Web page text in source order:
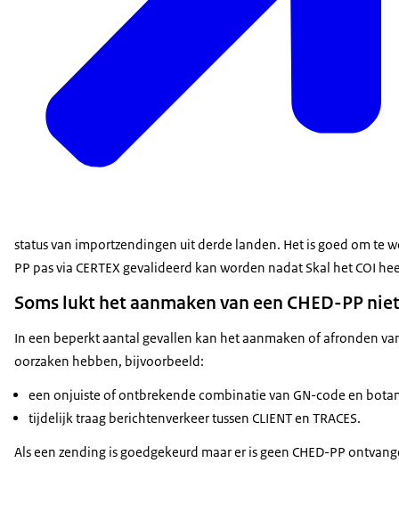
status van importzendingen uit derde landen. Het is goed om te
PP pas via CERTEX gevalideerd kan worden nadat Skal het COI
Soms lukt het aanmaken van een CHED-PP
In een beperkt aantal gevallen kan het aanmaken of afronden
oorzaken hebben, bijvoorbeeld:
een onjuiste of ontbrekende combinatie van GN-code en
tijdelijk traag berichtenverkeer tussen CLIENT en TRACES.
Als een zending is goedgekeurd maar er is geen CHED-PP